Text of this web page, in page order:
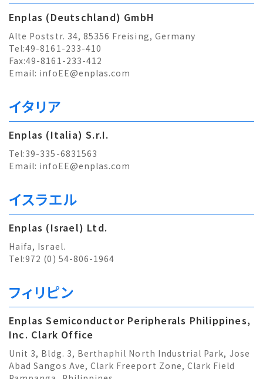
Enplas (Deutschland) GmbH
Alte Poststr. 34, 85356 Freising, Germany
Tel:49-8161-233-410
Fax:49-8161-233-412
Email: infoEE@enplas.com
イタリア
Enplas (Italia) S.r.I.
Tel:39-335-6831563
Email: infoEE@enplas.com
イスラエル
Enplas (Israel) Ltd.
Haifa, Israel.
Tel:972 (0) 54-806-1964
フィリピン
Enplas Semiconductor Peripherals Philippines,
Inc. Clark Office
Unit 3, Bldg. 3, Berthaphil North Industrial Park, Jose
Abad Sangos Ave, Clark Freeport Zone, Clark Field